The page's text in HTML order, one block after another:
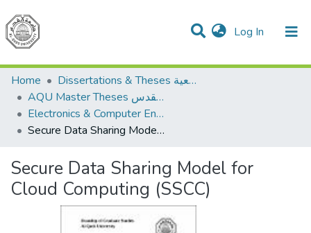
Log In (current)
Communities & Collections
All of DSpace
Home
Dissertations & Theses الرسائل الجامعية
AQU Master Theses الرسائل الجامعية الخاصة بجامعة القدس
Electronics & Computer Engineering هندسة الإلكترونيات والحاسوب
Secure Data Sharing Model for Cloud Computing (SSCC)
Secure Data Sharing Model for
Cloud Computing (SSCC)